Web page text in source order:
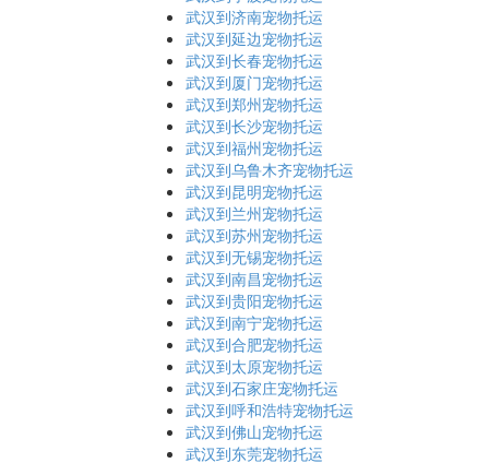
武汉到济南宠物托运
武汉到延边宠物托运
武汉到长春宠物托运
武汉到厦门宠物托运
武汉到郑州宠物托运
武汉到长沙宠物托运
武汉到福州宠物托运
武汉到乌鲁木齐宠物托运
武汉到昆明宠物托运
武汉到兰州宠物托运
武汉到苏州宠物托运
武汉到无锡宠物托运
武汉到南昌宠物托运
武汉到贵阳宠物托运
武汉到南宁宠物托运
武汉到合肥宠物托运
武汉到太原宠物托运
武汉到石家庄宠物托运
武汉到呼和浩特宠物托运
武汉到佛山宠物托运
武汉到东莞宠物托运